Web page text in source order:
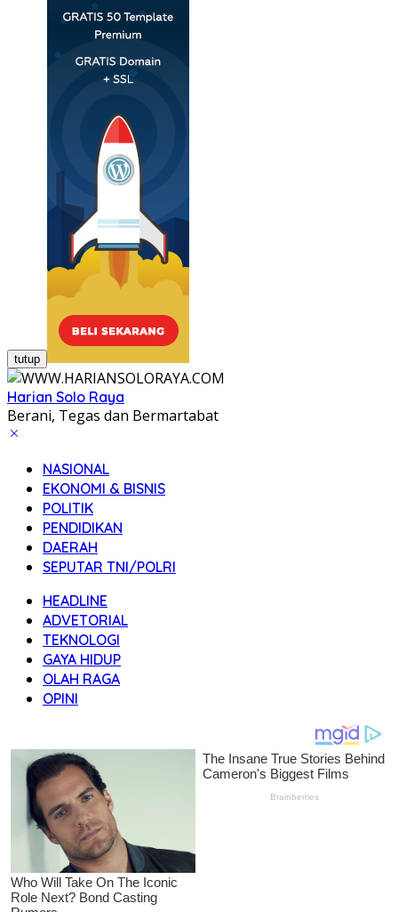
tutup
Harian Solo Raya
Berani, Tegas dan Bermartabat
NASIONAL
EKONOMI & BISNIS
POLITIK
PENDIDIKAN
DAERAH
SEPUTAR TNI/POLRI
HEADLINE
ADVETORIAL
TEKNOLOGI
GAYA HIDUP
OLAH RAGA
OPINI